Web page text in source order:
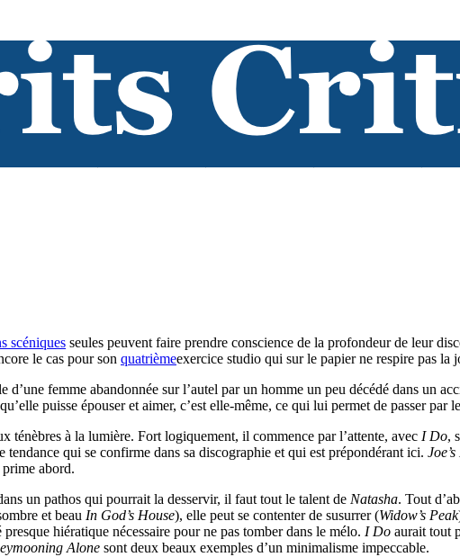
scéniques seules peuvent faire prendre conscience de la profondeur de leur
le cas pour son quatrièmeexercice studio qui sur le papier ne respire pas la
d’une femme abandonnée sur l’autel par un homme un peu décédé dans un
puisse épouser et aimer, c’est elle-même, ce qui lui permet de passer par
ténèbres à la lumière. Fort logiquement, il commence par l’attente, avec I Do,
qui se confirme dans sa discographie et qui est prépondérant ici.
abord.
un pathos qui pourrait la desservir, il faut tout le talent de Natasha. Tout
et beau In God’s House), elle peut se contenter de susurrer (Widow’s Peak
hiératique nécessaire pour ne pas tomber dans le mélo. I Do aurait tout
Alone sont deux beaux exemples d’un minimalisme impeccable.